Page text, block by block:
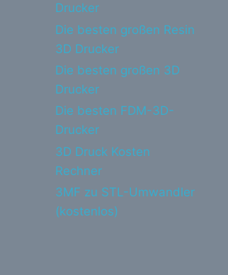
Drucker
Die besten großen Resin
3D Drucker
Die besten großen 3D
Drucker
Die besten FDM-3D-
Drucker
3D Druck Kosten
Rechner
3MF zu STL-Umwandler
(kostenlos)